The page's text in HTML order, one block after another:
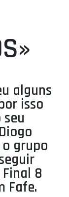
alguns
isso
grupo
8
Fafe.